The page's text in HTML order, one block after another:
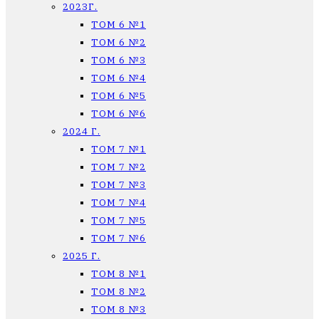
2023Г.
ТОМ 6 №1
ТОМ 6 №2
ТОМ 6 №3
ТОМ 6 №4
ТОМ 6 №5
ТОМ 6 №6
2024 Г.
ТОМ 7 №1
ТОМ 7 №2
ТОМ 7 №3
ТОМ 7 №4
ТОМ 7 №5
ТОМ 7 №6
2025 Г.
ТОМ 8 №1
ТОМ 8 №2
ТОМ 8 №3